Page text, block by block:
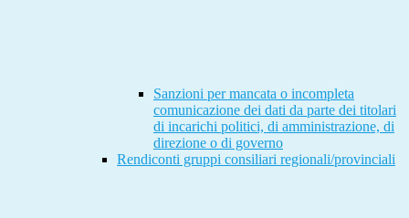
Sanzioni per mancata o incompleta
comunicazione dei dati da parte dei titolari
di incarichi politici, di amministrazione, di
direzione o di governo
Rendiconti gruppi consiliari regionali/provinciali